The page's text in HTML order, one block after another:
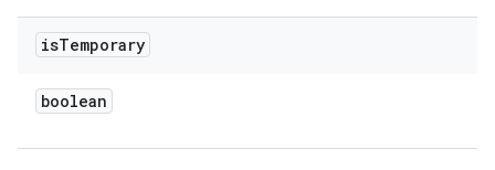
isTemporary
boolean